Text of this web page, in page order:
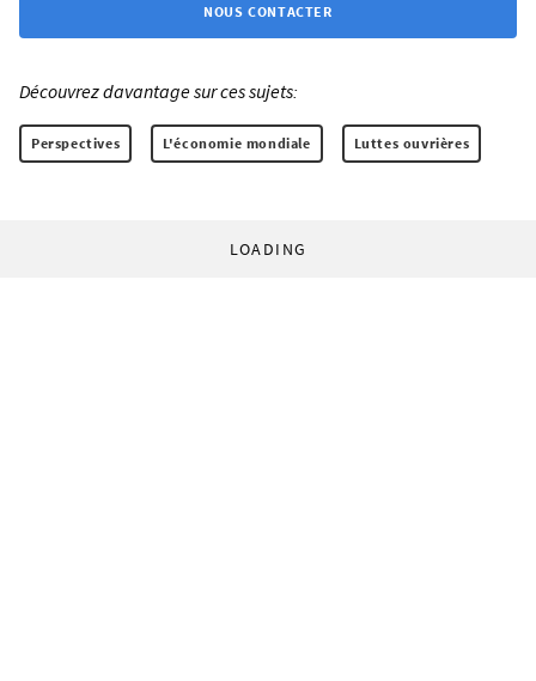
NOUS CONTACTER
Découvrez davantage sur ces sujets:
Perspectives L'économie mondiale Luttes ouvrières
LOADING